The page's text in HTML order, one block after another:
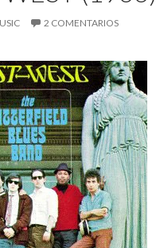
2 COMENTARIOS